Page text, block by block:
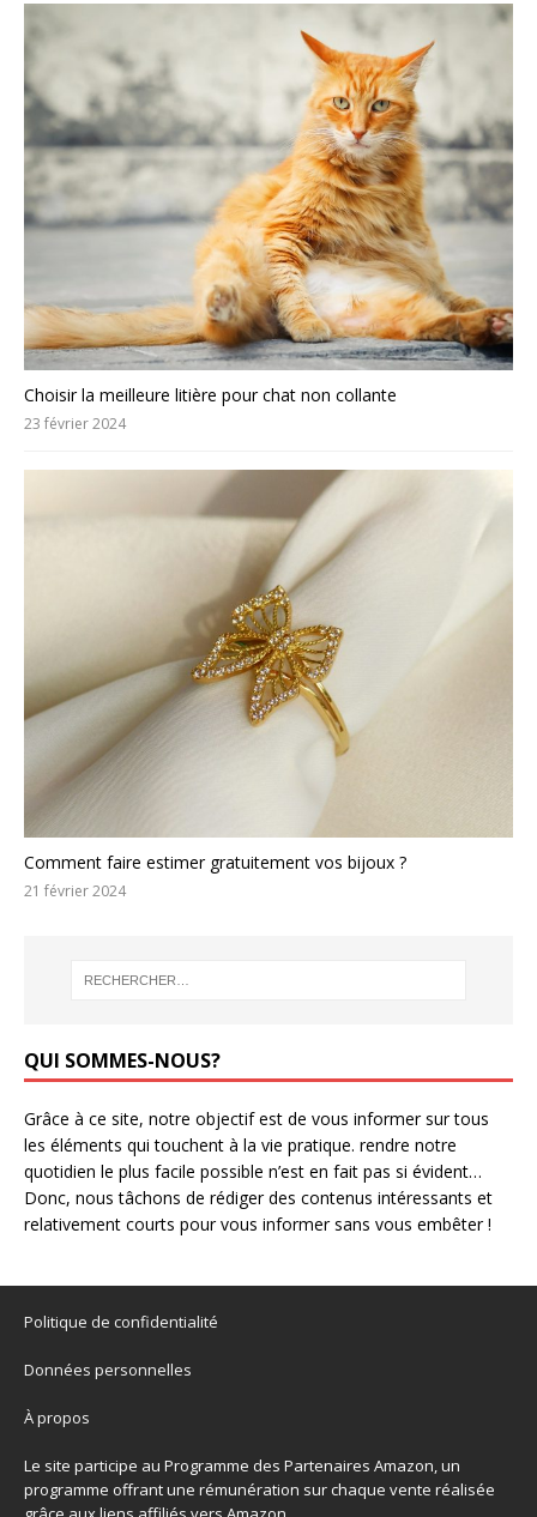
Choisir la meilleure litière pour chat non collante
23 février 2024
Comment faire estimer gratuitement vos bijoux ?
21 février 2024
QUI SOMMES-NOUS?
Grâce à ce site, notre objectif est de vous informer sur tous
les éléments qui touchent à la vie pratique. rendre notre
quotidien le plus facile possible n’est en fait pas si évident…
Donc, nous tâchons de rédiger des contenus intéressants et
relativement courts pour vous informer sans vous embêter !
Politique de confidentialité
Données personnelles
À propos
Le site participe au Programme des Partenaires Amazon, un
programme offrant une rémunération sur chaque vente réalisée